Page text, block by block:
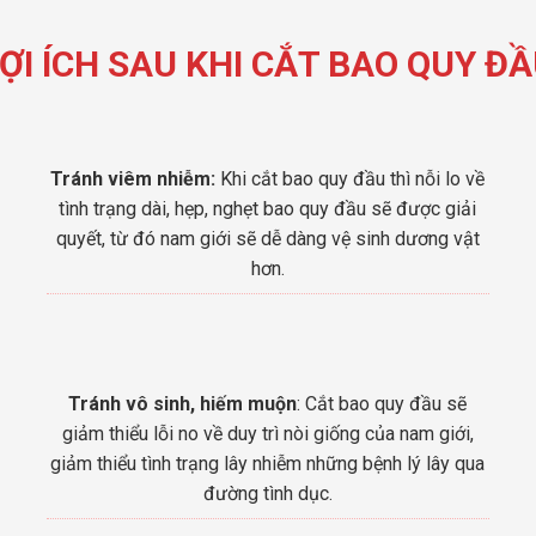
ÍCH SAU KHI CẮT BAO QUY
Tránh viêm nhiễm: Khi cắt bao quy đầu thì nỗi lo về
tình trạng dài, hẹp, nghẹt bao quy đầu sẽ được giải
quyết, từ đó nam giới sẽ dễ dàng vệ sinh dương vật
hơn.
Tránh vô sinh, hiếm muộn: Cắt bao quy đầu sẽ
giảm thiểu lỗi no về duy trì nòi giống của nam giới,
giảm thiểu tình trạng lây nhiễm những bệnh lý lây qua
đường tình dục.